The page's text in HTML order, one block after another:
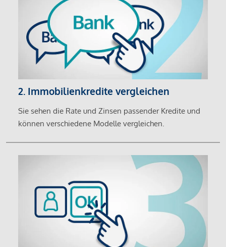
2. Immobilienkredite vergleichen
Sie sehen die Rate und Zinsen passender Kredite und
können verschiedene Modelle vergleichen.